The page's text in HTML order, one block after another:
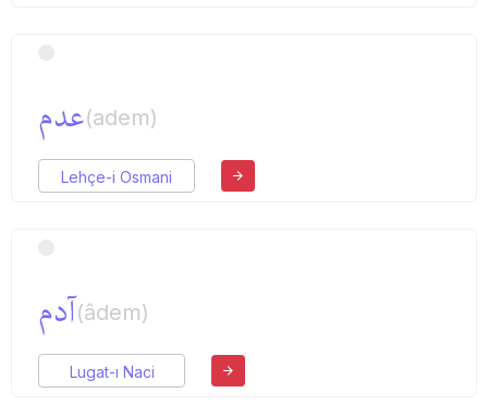
عدم(adem)
Lehçe-i Osmani
آدم(âdem)
Lugat-ı Naci